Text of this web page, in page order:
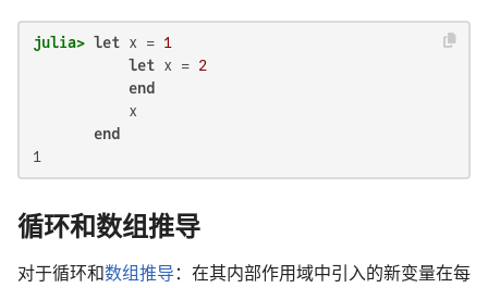
julia> let x = 1
let x = 2
end
           x
end
1
循环和数组推导
对于循环和数组推导 ：在其内部作用域中引入的新变量在每